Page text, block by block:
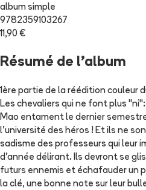
album simple
9782359103267
11,90 €
Résumé de l'album
1ère partie de la réédition couleur
Les chevaliers qui ne font plus
Mao entament le dernier
l'université des héros ! Et ils ne
sadisme des professeurs qui leur
d'année délirant. Ils devront se
futurs ennemis et échafauder un
la clé, une bonne note sur leur